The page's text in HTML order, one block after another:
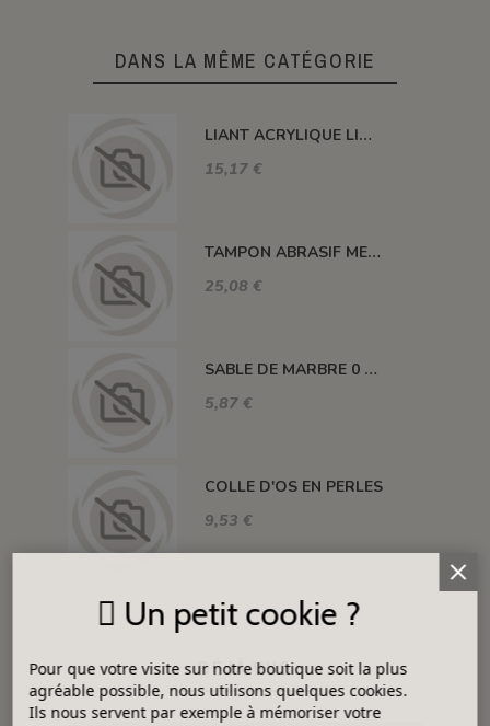
DANS LA MÊME CATÉGORIE
LIANT ACRYLIQUE LIQUIDE 250 ML
15,17 €
TAMPON ABRASIF MEDIUM LOT DE 5 UNITES (Jusqu'à fin des stocks)
25,08 €
SABLE DE MARBRE 0 à 0.35mm
5,87 €
COLLE D'OS EN PERLES
9,53 €
DÉJÀ VUS
Un petit cookie ?
Pour que votre visite sur notre boutique soit la plus
agréable possible, nous utilisons quelques cookies.
Ils nous servent par exemple à mémoriser votre